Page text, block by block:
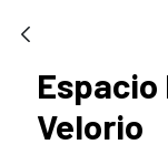
Velorio